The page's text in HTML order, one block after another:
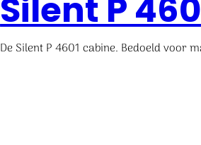
Silent P
De Silent P 4601 cabine. Bedoeld voor